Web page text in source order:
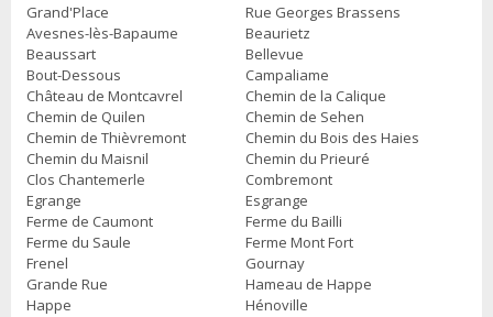
Grand'Place
Rue Georges Brassens
Avesnes-lès-Bapaume
Beaurietz
Beaussart
Bellevue
Bout-Dessous
Campaliame
Château de Montcavrel
Chemin de la Calique
Chemin de Quilen
Chemin de Sehen
Chemin de Thièvremont
Chemin du Bois des Haies
Chemin du Maisnil
Chemin du Prieuré
Clos Chantemerle
Combremont
Egrange
Esgrange
Ferme de Caumont
Ferme du Bailli
Ferme du Saule
Ferme Mont Fort
Frenel
Gournay
Grande Rue
Hameau de Happe
Happe
Hénoville